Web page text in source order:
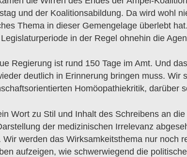
und der Koalitionsabildung. Da wird wohl
Thema in dieser Gemengelage überlebt
in der Regel ohnehin die
Regierung ist rund 150 Tage im Amt. Und
deutlich in Erinnerung bringen muss. Wir
Homöopathiekritik, darüber
Wort zu Stil und Inhalt des Schreibens an
der medizinischen Irrelevanz
Wir werden das Wirksamkeitsthema nur noch
aufzeigen, wie schwerwiegend die